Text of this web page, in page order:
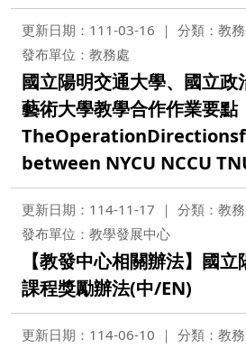
更新日期：111-03-16
分類：教
發布單位：教務處
國立陽明交通大學、國立政
藝術大學教學合作作業要點
between NYCU NCCU
更新日期：114-11-17
分類：教
發布單位：教學發展中心
【教發中心相關辦法】國
課程獎勵辦法(中/EN)
更新日期：114-06-10
分類：教